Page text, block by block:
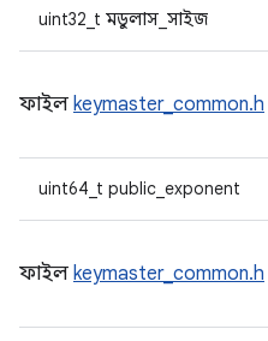
uint32_t মডুলাস_সাইজ
ফাইল keymaster_common.h
uint64_t public_exponent
ফাইল keymaster_common.h